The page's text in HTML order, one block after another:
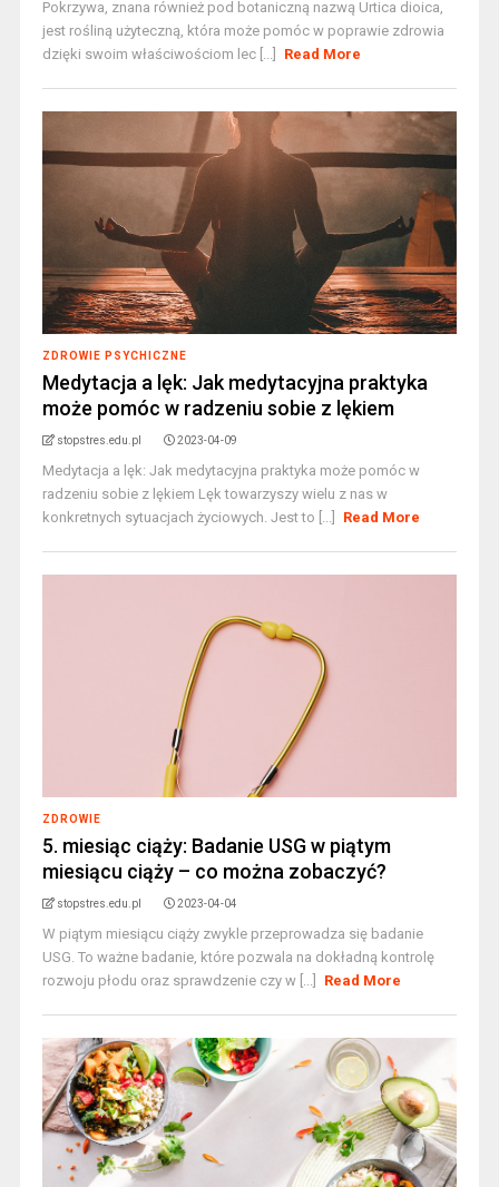
Pokrzywa, znana również pod botaniczną nazwą Urtica dioica,
jest rośliną użyteczną, która może pomóc w poprawie zdrowia
dzięki swoim właściwościom lec [...]
Read More
ZDROWIE PSYCHICZNE
Medytacja a lęk: Jak medytacyjna praktyka
może pomóc w radzeniu sobie z lękiem
stopstres.edu.pl 2023-04-09
Medytacja a lęk: Jak medytacyjna praktyka może pomóc w
radzeniu sobie z lękiem Lęk towarzyszy wielu z nas w
konkretnych sytuacjach życiowych. Jest to [...]
Read More
ZDROWIE
5. miesiąc ciąży: Badanie USG w piątym
miesiącu ciąży – co można zobaczyć?
stopstres.edu.pl 2023-04-04
W piątym miesiącu ciąży zwykle przeprowadza się badanie
USG. To ważne badanie, które pozwala na dokładną kontrolę
rozwoju płodu oraz sprawdzenie czy w [...]
Read More